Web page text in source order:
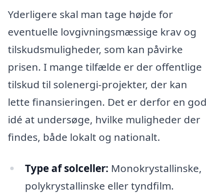
Yderligere skal man tage højde for
eventuelle lovgivningsmæssige krav og
tilskudsmuligheder, som kan påvirke
prisen. I mange tilfælde er der offentlige
tilskud til solenergi-projekter, der kan
lette finansieringen. Det er derfor en god
idé at undersøge, hvilke muligheder der
findes, både lokalt og nationalt.
Type af solceller: Monokrystallinske,
polykrystallinske eller tyndfilm.